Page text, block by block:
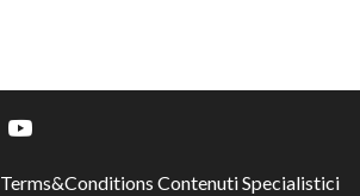
Terms&Conditions Contenuti Specialistici